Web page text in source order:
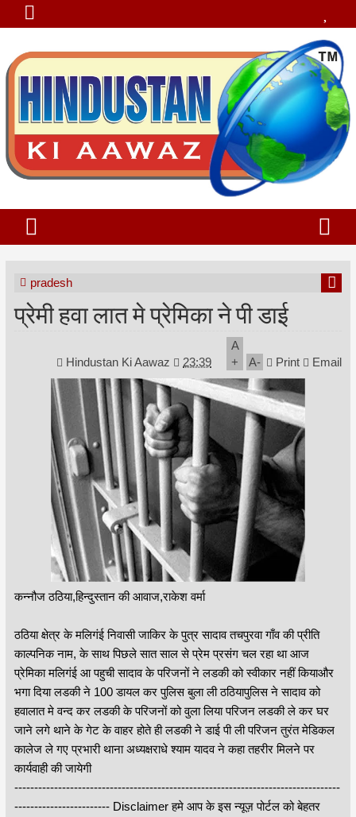
pradesh
प्रेमी हवा लात मे प्रेमिका ने पी डाई
Hindustan Ki Aawaz 23:39
A
+
A- Print Email
कन्नौज ठठिया,हिन्दुस्तान की आवाज,राकेश वर्मा
ठठिया क्षेत्र के मलिगंई निवासी जाकिर के पुत्र सादाव तचपुरवा गाँव की प्रीति
काल्पनिक नाम, के साथ पिछले सात साल से प्रेम प्रसंग चल रहा था आज
प्रेमिका मलिगंई आ पहुची सादाव के परिजनों ने लडकी को स्वीकार नहीं कियाऔर
भगा दिया लडकी ने 100 डायल कर पुलिस बुला ली ठठियापुलिस ने सादाव को
हवालात मे वन्द कर लडकी के परिजनों को वुला लिया परिजन लडकी ले कर घर
जाने लगे थाने के गेट के वाहर होते ही लडकी ने डाई पी ली परिजन तुरंत मेडिकल
कालेज ले गए प्रभारी थाना अध्यक्षराधे श्याम यादव ने कहा तहरीर मिलने पर
कार्यवाही की जायेगी
----------------------------------------------------------------------------------
------------------------ Disclaimer हमे आप के इस न्यूज़ पोर्टल को बेहतर